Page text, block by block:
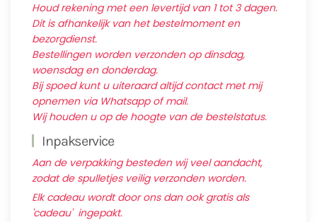
Houd rekening met een levertijd van 1 tot 3 dagen.
Dit is afhankelijk van het bestelmoment en
bezorgdienst.
Bestellingen worden verzonden op dinsdag,
woensdag en donderdag.
Bij spoed kunt u uiteraard altijd contact met mij
opnemen via Whatsapp of mail.
Wij houden u op de hoogte van de bestelstatus.
Inpakservice
Aan de verpakking besteden wij veel aandacht,
zodat de spulletjes veilig verzonden worden.
Elk cadeau wordt door ons dan ook gratis als
'cadeau' ingepakt.